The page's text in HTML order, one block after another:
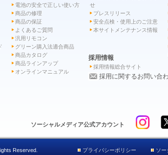
電池の安全で正しい使い方
商品の修理
商品の保証
よくあるご質問
汎用リモコン
グリーン購入法適合商品
商品カタログ
商品ラインアップ
オンラインマニュアル
せ
プレスリリース
安全点検・使用上のご注意
本サイトメンテナンス情報
採用情報
採用情報総合サイト
採用に関するお問い合
ソーシャルメディア公式アカウント
Reserved. プライバシーポリシー ソー